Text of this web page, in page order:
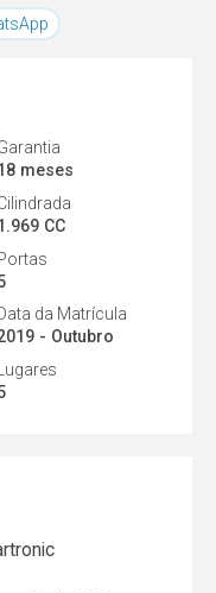
meses
CC
da Matrícula
- Outubro